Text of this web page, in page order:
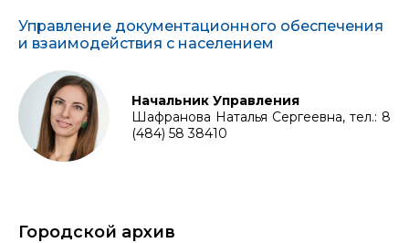
Управление документационного обеспечения
и взаимодействия с населением
Начальник Управления
Шафранова Наталья Сергеевна, тел.: 8
(484) 58 38410
Городской архив